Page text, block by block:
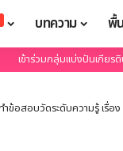
บทความ พื้
เข้าร่วมกลุ่มแบ่งปันเกีย
ข้อสอบวัดระดับความรู้ เรื่อง